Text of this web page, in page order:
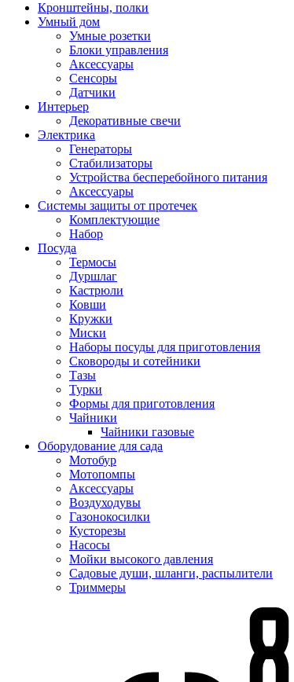
Кронштейны, полки
Умный дом
Умные розетки
Блоки управления
Аксессуары
Сенсоры
Датчики
Интерьер
Декоративные свечи
Электрика
Генераторы
Стабилизаторы
Устройства бесперебойного питания
Аксессуары
Системы защиты от протечек
Комплектующие
Набор
Посуда
Термосы
Дуршлаг
Кастрюли
Ковши
Кружки
Миски
Наборы посуды для приготовления
Сковороды и сотейники
Тазы
Турки
Формы для приготовления
Чайники
Чайники газовые
Оборудование для сада
Мотобур
Мотопомпы
Аксессуары
Воздуходувы
Газонокосилки
Кусторезы
Насосы
Мойки высокого давления
Садовые души, шланги, распылители
Триммеры